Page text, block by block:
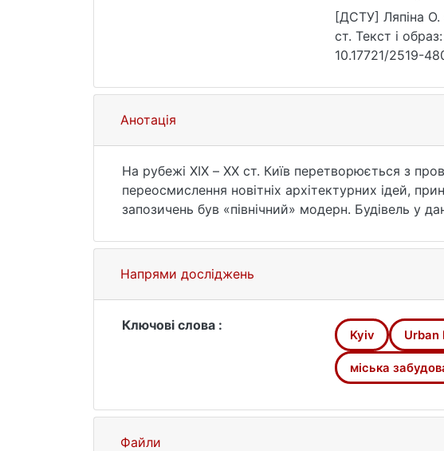
[ДСТУ] Ляпіна О.
ст. Текст і
10.17721/2519-
Анотація
На рубежі ХІХ – ХХ ст. Київ перетворюється з
переосмислення новітніх архітектурних ідей,
запозичень був «північний» модерн. Будівель у
з використанням природних матеріалів. Також
скоріше творче усвідомлення, цитування її
Напрями досліджень
Ключові слова :
Kyiv Urban
міська
Файли